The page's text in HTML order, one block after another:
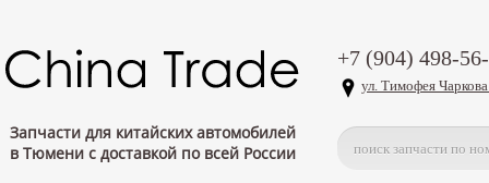
Запчасти для китайских автомобилей
в Тюмени с доставкой по всей России
+7 (904) 498-
ул. Тимофея